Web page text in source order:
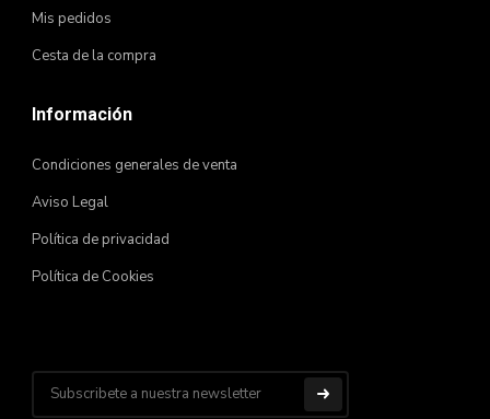
Mis pedidos
Cesta de la compra
Información
Condiciones generales de venta
Aviso Legal
Política de privacidad
Política de Cookies